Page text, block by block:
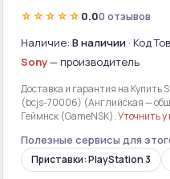
☆☆☆☆☆ 0.00 отзывов
Наличие: В наличии · Код
Sony— производитель
Доставка и гарантия на Купить
(bcjs-70006) (Английская —
Геймнск (GameNSK).Уточнить у
Полезные сервисы для
Приставки: PlayStation 3